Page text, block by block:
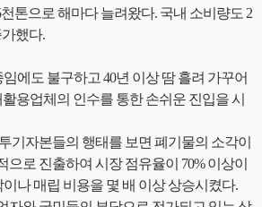
천톤으로 해마다 늘려왔다. 국내 소비량도 2
가했다.
에도 불구하고 40년 이상 땀 흘려 가꾸어
활용업체의 인수를 통한 손쉬운 진입을 시
기자본들의 행태를 보면 폐기물의 소각이
으로 진출하여 시장 점유율이 70% 이상이
나 매립 비용을 몇 배 이상 상승시켰다.